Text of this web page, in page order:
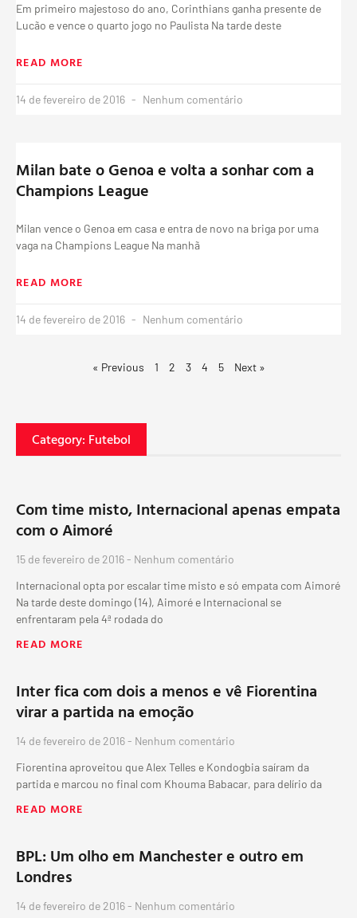
Em primeiro majestoso do ano, Corinthians ganha presente de
Lucão e vence o quarto jogo no Paulista Na tarde deste
READ MORE
14 de fevereiro de 2016 Nenhum comentário
Milan bate o Genoa e volta a sonhar com a
Champions League
Milan vence o Genoa em casa e entra de novo na briga por uma
vaga na Champions League Na manhã
READ MORE
14 de fevereiro de 2016 Nenhum comentário
« Previous 1 2 3 4 5 Next »
Category: Futebol
Com time misto, Internacional apenas empata
com o Aimoré
15 de fevereiro de 2016
Nenhum comentário
Internacional opta por escalar time misto e só empata com Aimoré
Na tarde deste domingo (14), Aimoré e Internacional se
enfrentaram pela 4ª rodada do
READ MORE
Inter fica com dois a menos e vê Fiorentina
virar a partida na emoção
14 de fevereiro de 2016
Nenhum comentário
Fiorentina aproveitou que Alex Telles e Kondogbia saíram da
partida e marcou no final com Khouma Babacar, para delírio da
READ MORE
BPL: Um olho em Manchester e outro em
Londres
14 de fevereiro de 2016
Nenhum comentário